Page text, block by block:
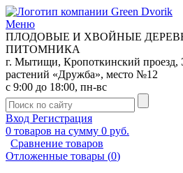
Меню
ПЛОДОВЫЕ И ХВОЙНЫЕ
ПИТОМНИКА
г. Мытищи, Кропоткинский проезд,
растений «Дружба», место №12
с 9:00 до 18:00, пн-вс
Вход Регистрация
0 товаров на сумму 0 руб.
Сравнение товаров
Отложенные товары (0)